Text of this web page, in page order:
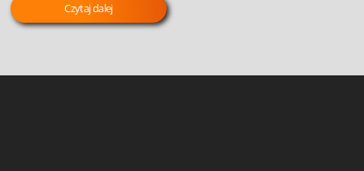
Czytaj dalej